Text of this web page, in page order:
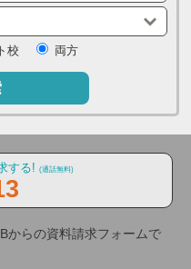
校 両方
する! (通話無料)
からの資料請求フォームで